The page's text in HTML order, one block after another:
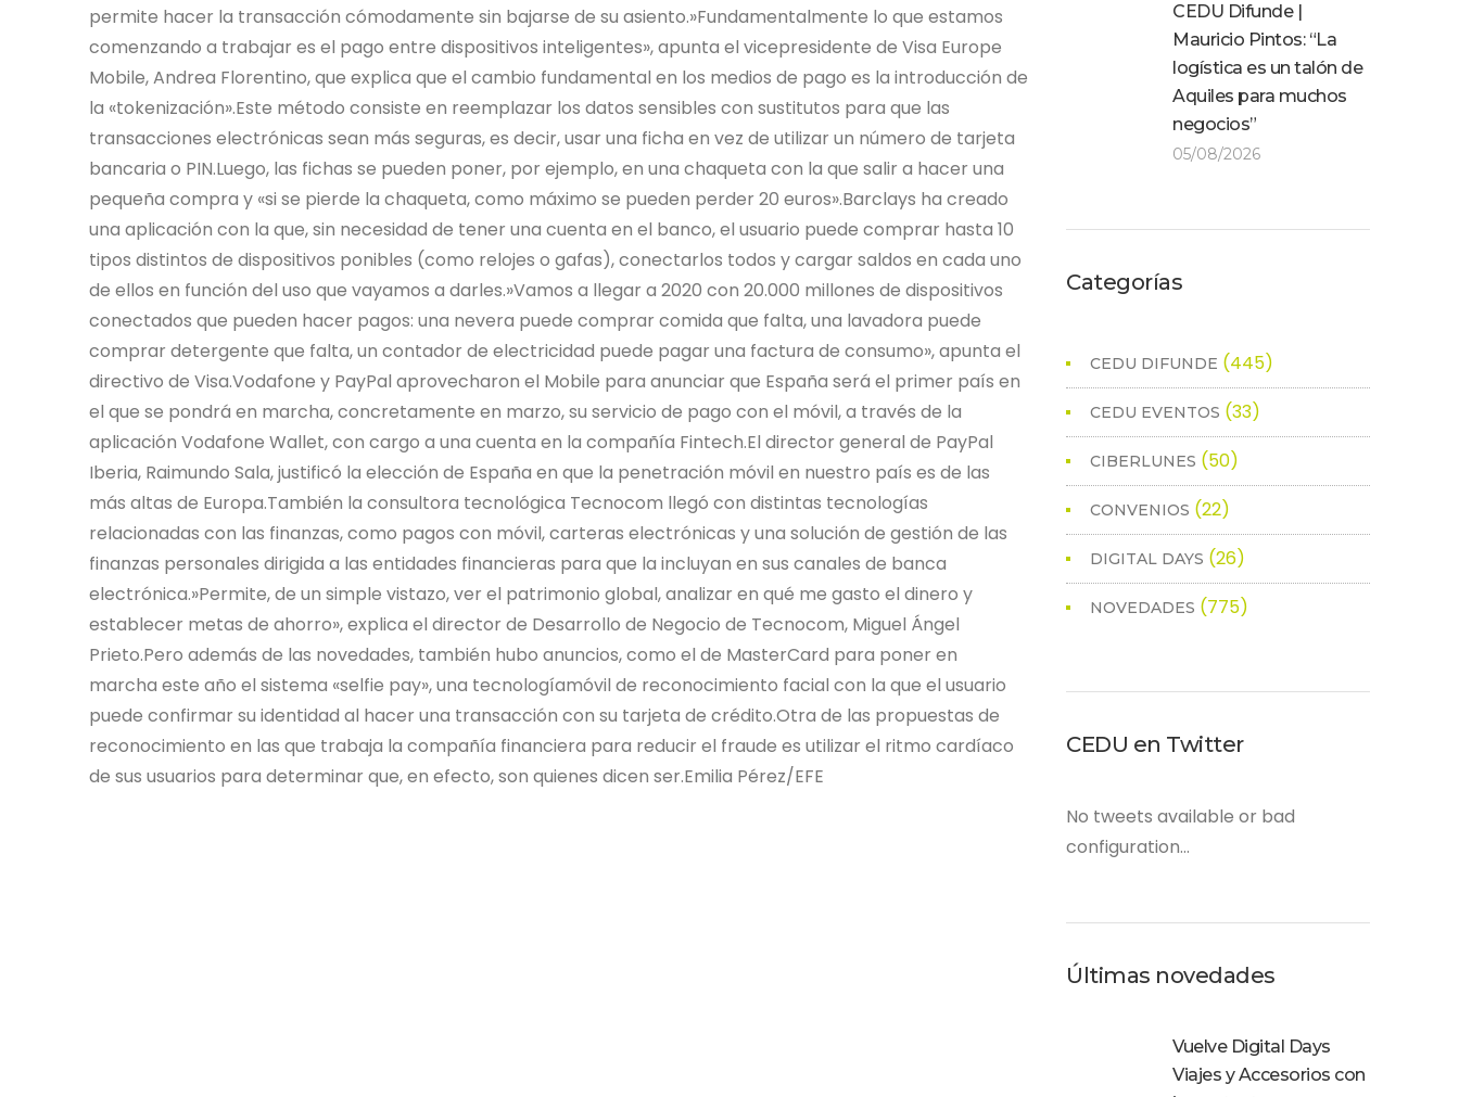
permite hacer la transacción cómodamente sin bajarse de su asiento.»Fundamentalmente lo que estamos
comenzando a trabajar es el pago entre dispositivos inteligentes», apunta el vicepresidente de Visa Europe
Mobile, Andrea Florentino, que explica que el cambio fundamental en los medios de pago es la introducción de
la «tokenización».Este método consiste en reemplazar los datos sensibles con sustitutos para que las
transacciones electrónicas sean más seguras, es decir, usar una ficha en vez de utilizar un número de tarjeta
bancaria o PIN.Luego, las fichas se pueden poner, por ejemplo, en una chaqueta con la que salir a hacer una
pequeña compra y «si se pierde la chaqueta, como máximo se pueden perder 20 euros».Barclays ha creado
una aplicación con la que, sin necesidad de tener una cuenta en el banco, el usuario puede comprar hasta 10
tipos distintos de dispositivos ponibles (como relojes o gafas), conectarlos todos y cargar saldos en cada uno
de ellos en función del uso que vayamos a darles.»Vamos a llegar a 2020 con 20.000 millones de dispositivos
conectados que pueden hacer pagos: una nevera puede comprar comida que falta, una lavadora puede
comprar detergente que falta, un contador de electricidad puede pagar una factura de consumo», apunta el
directivo de Visa.Vodafone y PayPal aprovecharon el Mobile para anunciar que España será el primer país en
el que se pondrá en marcha, concretamente en marzo, su servicio de pago con el móvil, a través de la
aplicación Vodafone Wallet, con cargo a una cuenta en la compañía Fintech.El director general de PayPal
Iberia, Raimundo Sala, justificó la elección de España en que la penetración móvil en nuestro país es de las
más altas de Europa.También la consultora tecnológica Tecnocom llegó con distintas tecnologías
relacionadas con las finanzas, como pagos con móvil, carteras electrónicas y una solución de gestión de las
finanzas personales dirigida a las entidades financieras para que la incluyan en sus canales de banca
electrónica.»Permite, de un simple vistazo, ver el patrimonio global, analizar en qué me gasto el dinero y
establecer metas de ahorro», explica el director de Desarrollo de Negocio de Tecnocom, Miguel Ángel
Prieto.Pero además de las novedades, también hubo anuncios, como el de MasterCard para poner en
marcha este año el sistema «selfie pay», una tecnologíamóvil de reconocimiento facial con la que el usuario
puede confirmar su identidad al hacer una transacción con su tarjeta de crédito.Otra de las propuestas de
reconocimiento en las que trabaja la compañía financiera para reducir el fraude es utilizar el ritmo cardíaco
de sus usuarios para determinar que, en efecto, son quienes dicen ser.Emilia Pérez/EFE
CEDU Difunde |
Mauricio Pintos: “La
logística es un talón de
Aquiles para muchos
negocios”
05/08/2026
Categorías
CEDU DIFUNDE (445)
CEDU EVENTOS (33)
CIBERLUNES (50)
CONVENIOS (22)
DIGITAL DAYS (26)
NOVEDADES (775)
CEDU en Twitter
No tweets available or bad
configuration...
Últimas novedades
Vuelve Digital Days
Viajes y Accesorios con